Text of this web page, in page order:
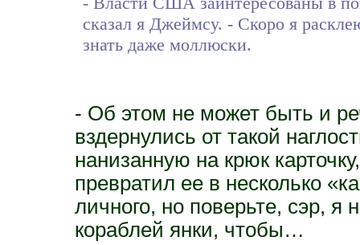
сказал я Джеймсу. - Скоро я
знать даже моллюски.
- Об этом не может быть и
вздернулись от такой
нанизанную на крюк
превратил ее в несколько
личного, но поверьте, сэр, я
кораблей янки, чтобы…